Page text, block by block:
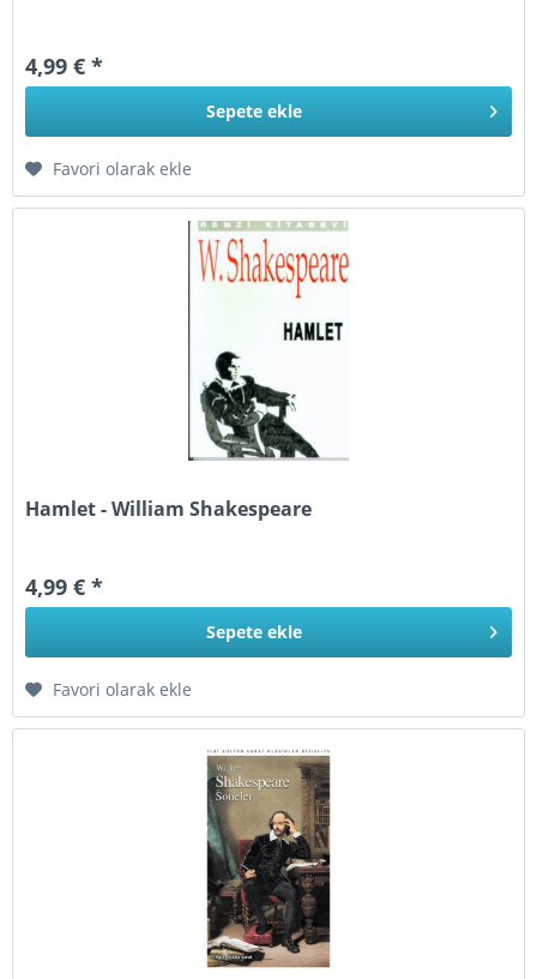
4,99 € *
Sepete ekle
Favori olarak ekle
Hamlet - William Shakespeare
4,99 € *
Sepete ekle
Favori olarak ekle